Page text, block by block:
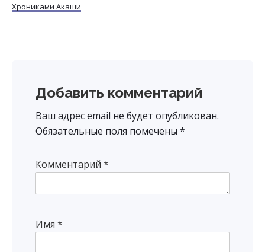
Хрониками Акаши
Interactions
Добавить комментарий
Ваш адрес email не будет опубликован.
Обязательные поля помечены *
Комментарий *
Имя *